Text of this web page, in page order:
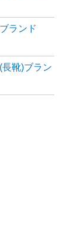
ランド
靴)ブラン